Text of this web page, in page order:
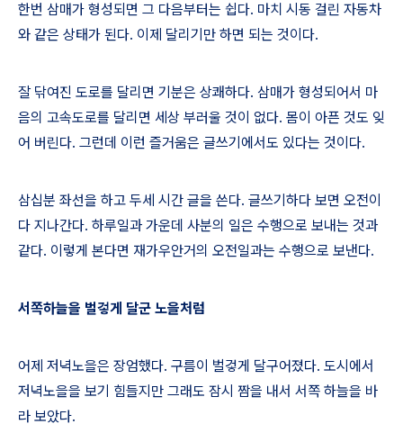
한번 삼매가 형성되면 그 다음부터는 쉽다. 마치 시동 걸린 자동차
와 같은 상태가 된다. 이제 달리기만 하면 되는 것이다.
잘 닦여진 도로를 달리면 기분은 상쾌하다. 삼매가 형성되어서 마
음의 고속도로를 달리면 세상 부러울 것이 없다. 몸이 아픈 것도 잊
어 버린다. 그런데 이런 즐거움은 글쓰기에서도 있다는 것이다.
삼십분 좌선을 하고 두세 시간 글을 쓴다. 글쓰기하다 보면 오전이
다 지나간다. 하루일과 가운데 사분의 일은 수행으로 보내는 것과
같다. 이렇게 본다면 재가우안거의 오전일과는 수행으로 보낸다.
서쪽하늘을 벌겋게 달군 노을처럼
어제 저녁노을은 장엄했다. 구름이 벌겋게 달구어졌다. 도시에서
저녁노을을 보기 힘들지만 그래도 잠시 짬을 내서 서쪽 하늘을 바
라 보았다.